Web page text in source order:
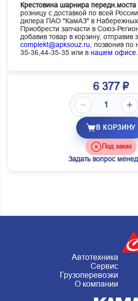
Крестовина шарнира передн.моста
розницу с доставкой по всей
дилера ПАО "КамАЗ" в Набережных
Приобрести запчасти в Союз-
добавив товар в корзину, отправив
complekt@apksouz.ru,
позвонив по
35-36,44-35-35 или в нашем офисе
6 377 ₽
В КОРЗИНУ
Под заказ
Задать вопрос
Автотехника
Сервис
Грузоперевозки
О компании